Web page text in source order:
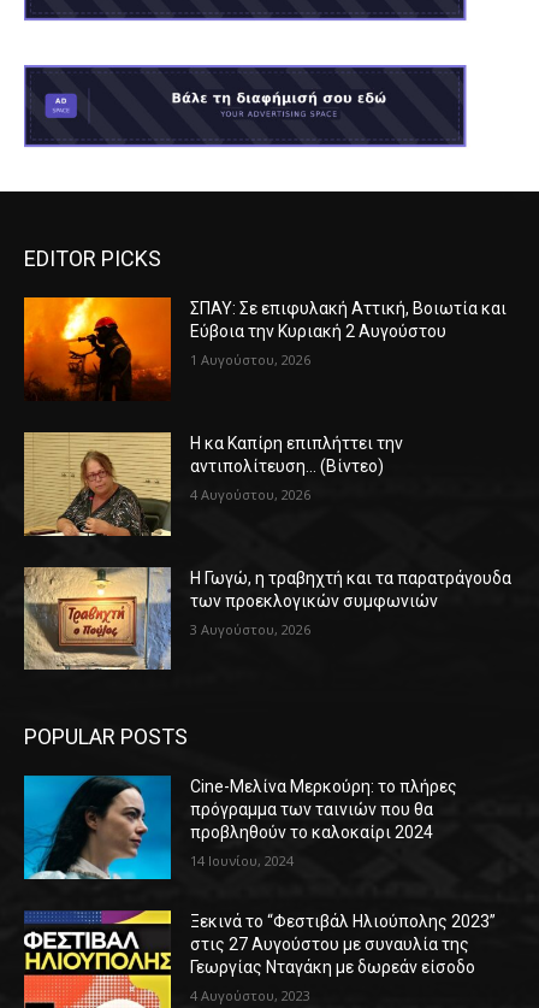
EDITOR PICKS
ΣΠΑΥ: Σε επιφυλακή Αττική, Βοιωτία και
Εύβοια την Κυριακή 2 Αυγούστου
1 Αυγούστου, 2026
Η κα Καπίρη επιπλήττει την
αντιπολίτευση… (Βίντεο)
4 Αυγούστου, 2026
Η Γωγώ, η τραβηχτή και τα παρατράγουδα
των προεκλογικών συμφωνιών
3 Αυγούστου, 2026
POPULAR POSTS
Cine-Μελίνα Μερκούρη: το πλήρες
πρόγραμμα των ταινιών που θα
προβληθούν το καλοκαίρι 2024
14 Ιουνίου, 2024
Ξεκινά το “Φεστιβάλ Ηλιούπολης 2023”
στις 27 Αυγούστου με συναυλία της
Γεωργίας Νταγάκη με δωρεάν είσοδο
4 Αυγούστου, 2023